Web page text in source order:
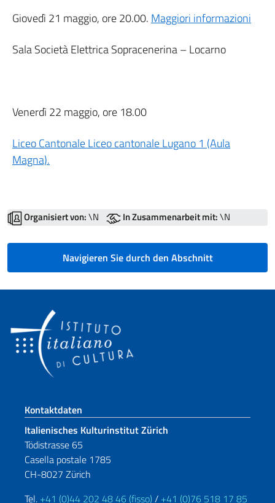
Giovedì 21 maggio, ore 20.00. Maggiori informazioni
Sala Società Elettrica Sopracenerina – Locarno
Venerdì 22 maggio, ore 18.00
Liceo Cantonale Liceo cantonale Lugano 1 (Aula
Magna).
Organisiert von:\N In Zusammenarbeit mit:\N
Navigieren Sie durch den Abschnitt
Fußbereich
Kontaktdaten
Italienisches Kulturinstitut Zürich
Tödistrasse 65
Casella postale 1785
CH-8027 Zürich
Tel. +41 (0)44 202 48 46 (fisso) / +41 (0)76 518 17 85